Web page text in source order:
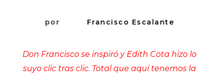
por Francisco Escalante
Don Francisco se inspiró y Edith Cota hizo lo
suyo clic tras clic. Total que aquí tenemos la